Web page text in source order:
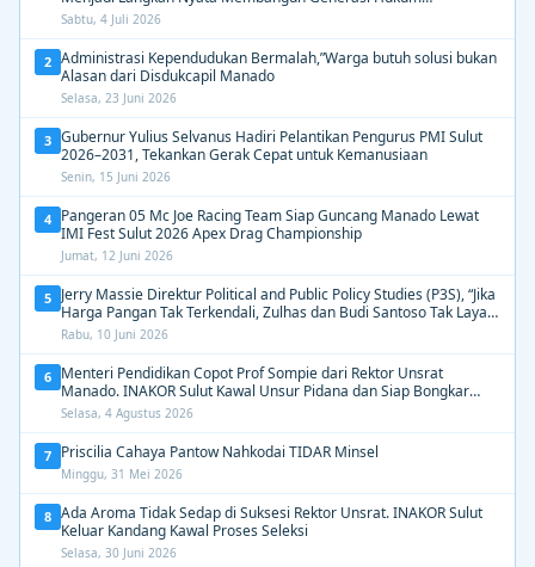
Berdampak
Sabtu, 4 Juli 2026
2 Administrasi Kependudukan Bermalah,”Warga butuh solusi bukan
Alasan dari Disdukcapil Manado
Selasa, 23 Juni 2026
3 Gubernur Yulius Selvanus Hadiri Pelantikan Pengurus PMI Sulut
2026–2031, Tekankan Gerak Cepat untuk Kemanusiaan
Senin, 15 Juni 2026
4 Pangeran 05 Mc Joe Racing Team Siap Guncang Manado Lewat
IMI Fest Sulut 2026 Apex Drag Championship
Jumat, 12 Juni 2026
5 Jerry Massie Direktur Political and Public Policy Studies (P3S), “Jika
Harga Pangan Tak Terkendali, Zulhas dan Budi Santoso Tak Layak
Dipertahankan”
Rabu, 10 Juni 2026
6 Menteri Pendidikan Copot Prof Sompie dari Rektor Unsrat
Manado. INAKOR Sulut Kawal Unsur Pidana dan Siap Bongkar
Aroma Busuk di Suksesi Rektor
Selasa, 4 Agustus 2026
7 Priscilia Cahaya Pantow Nahkodai TIDAR Minsel
Minggu, 31 Mei 2026
8 Ada Aroma Tidak Sedap di Suksesi Rektor Unsrat. INAKOR Sulut
Keluar Kandang Kawal Proses Seleksi
Selasa, 30 Juni 2026